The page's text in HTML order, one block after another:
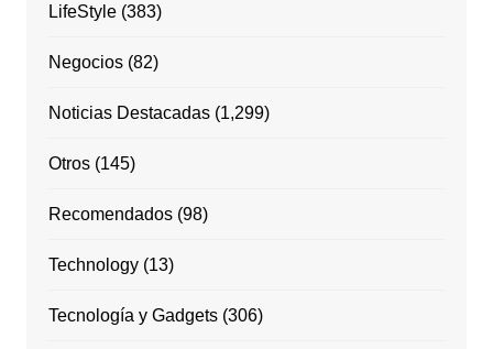
LifeStyle(383)
Negocios(82)
Noticias Destacadas(1,299)
Otros(145)
Recomendados(98)
Technology(13)
Tecnología y Gadgets(306)